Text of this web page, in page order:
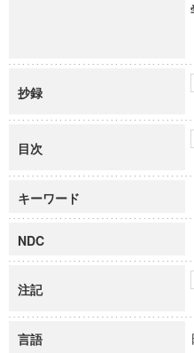
抄録
目次
キーワード
NDC
注記
言語